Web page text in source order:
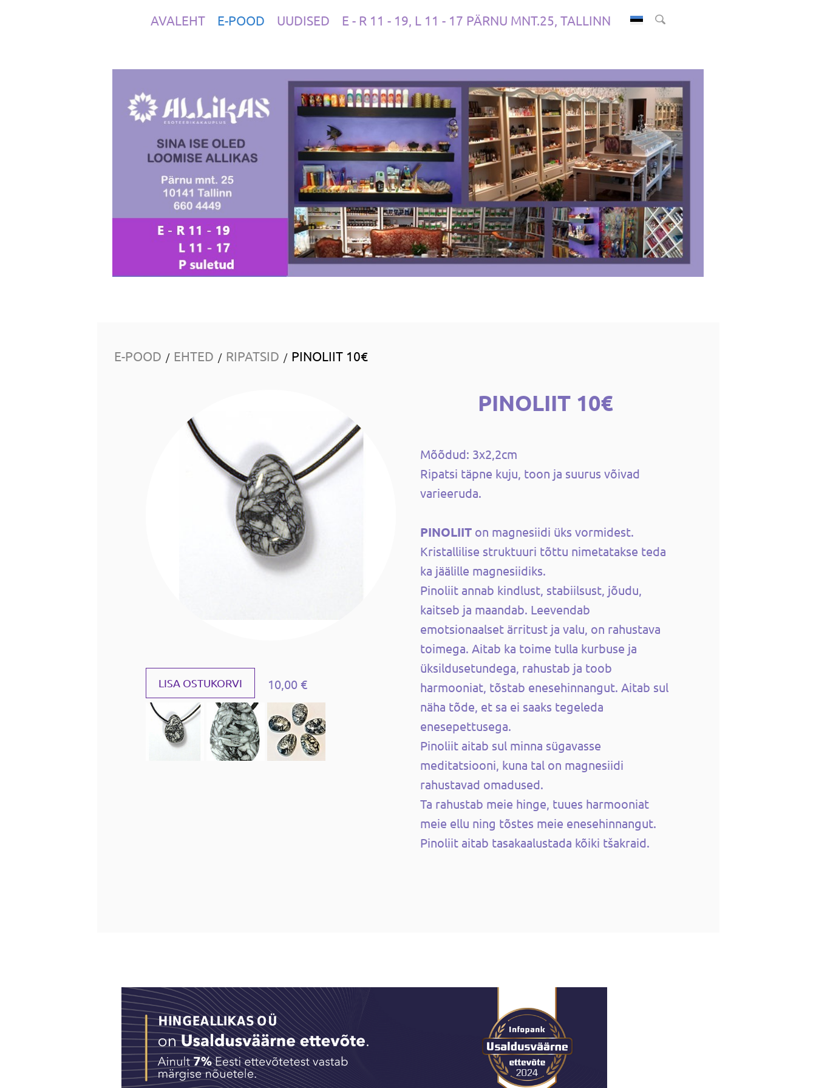
AVALEHT E-POOD UUDISED E - R 11 - 19, L 11 - 17 PÄRNU MNT.25, TALLINN
E-POOD / EHTED / RIPATSID / PINOLIIT 10€
LISA OSTUKORVI 10,00 €
PINOLIIT 10€
Mõõdud: 3x2,2cm
Ripatsi täpne kuju, toon ja suurus võivad
varieeruda.
PINOLIIT on magnesiidi üks vormidest.
Kristallilise struktuuri tõttu nimetatakse teda
ka jäälille magnesiidiks.
Pinoliit annab kindlust, stabiilsust, jõudu,
kaitseb ja maandab. Leevendab
emotsionaalset ärritust ja valu, on rahustava
toimega. Aitab ka toime tulla kurbuse ja
üksildusetundega, rahustab ja toob
harmooniat, tõstab enesehinnangut. Aitab sul
näha tõde, et sa ei saaks tegeleda
enesepettusega.
Pinoliit aitab sul minna sügavasse
meditatsiooni, kuna tal on magnesiidi
rahustavad omadused.
Ta rahustab meie hinge, tuues harmooniat
meie ellu ning tõstes meie enesehinnangut.
​Pinoliit aitab tasakaalustada kõiki tšakraid.